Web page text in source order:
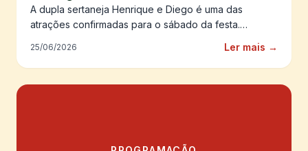
A dupla sertaneja Henrique e Diego é uma das
atrações confirmadas para o sábado da festa.
25/06/2026 Ler mais →